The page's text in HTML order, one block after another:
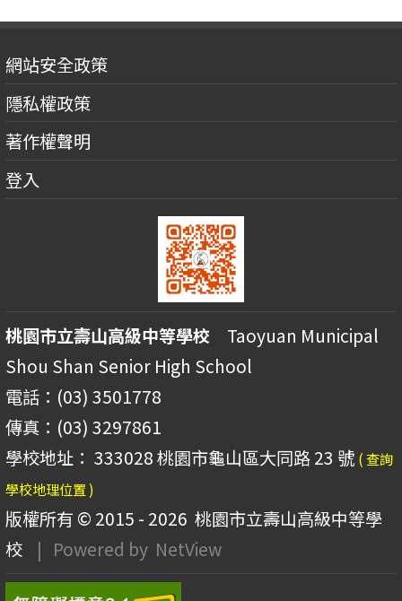
網站安全政策
隱私權政策
著作權聲明
登入
桃園市立壽山高級中等學校 Taoyuan Municipal
Shou Shan Senior High School
電話：(03) 3501778
傳真：(03) 3297861
學校地址： 333028 桃園市龜山區大同路 23 號 ( 查詢
學校地理位置 )
版權所有 © 2015 - 2026 桃園市立壽山高級中等學
校
| Powered by NetView